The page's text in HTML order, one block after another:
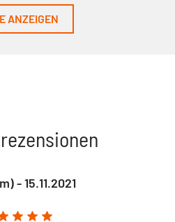
ANZEIGEN
- 15.11.2021